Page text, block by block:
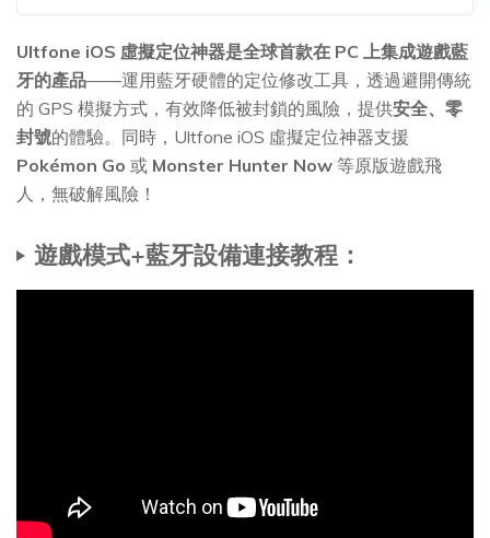
Ultfone iOS 虛擬定位神器是全球首款在 PC 上集成遊戲藍
牙的產品——運用藍牙硬體的定位修改工具，透過避開傳統
的 GPS 模擬方式，有效降低被封鎖的風險，提供安全、零
封號的體驗。同時，Ultfone iOS 虛擬定位神器支援
Pokémon Go 或 Monster Hunter Now 等原版遊戲飛
人，無破解風險！
遊戲模式+藍牙設備連接教程：